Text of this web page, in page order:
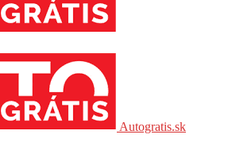
Autogratis.sk